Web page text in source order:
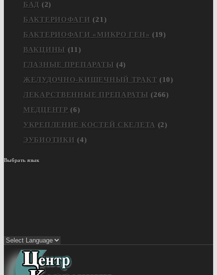
БАД (2)
БАКТЕРИОФАГИ (21)
БАКТЕРИОФАГИ «МИКРО ГЕН» (19)
ВАКЦИНЫ (11)
ГЛАЗНЫЕ ПРЕПАРАТЫ (4)
ЖЕЛУДОЧНО-КИШЕЧНЫЙ ТРАКТ (10)
ЛЕКАРСТВЕННЫЕ ПРЕПАРАТЫ (266)
МЕДЦЕНТР (6)
УКРЕПЛЕНИЕ КОСТЕЙ СКЕЛЕТА (2)
ЭУБИОТИКИ (4)
Выбрать язык